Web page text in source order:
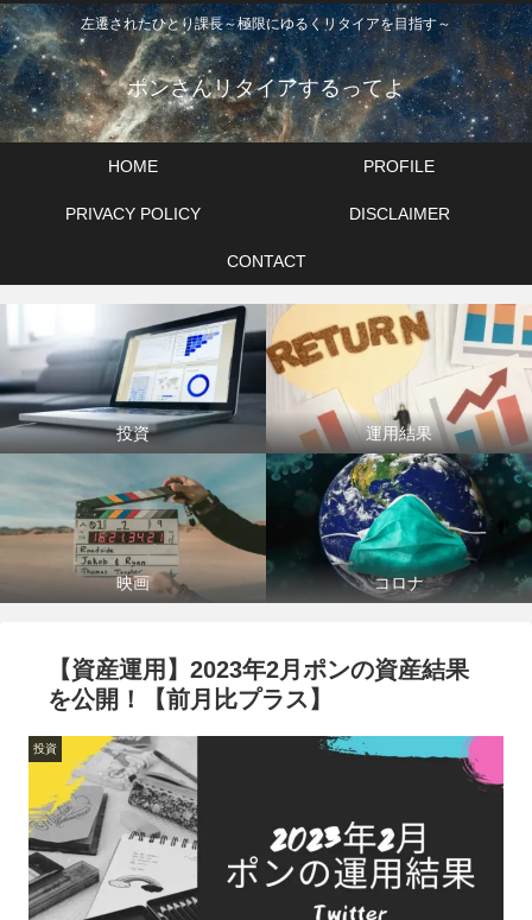
左遷されたひとり課長～極限にゆるくリタイアを目指す～
ポンさんリタイアするってよ
HOME PROFILE
PRIVACY POLICY DISCLAIMER
CONTACT
投資 運用結果
映画 コロナ
【資産運用】2023年2月ポンの資産結果
を公開！【前月比プラス】
投資